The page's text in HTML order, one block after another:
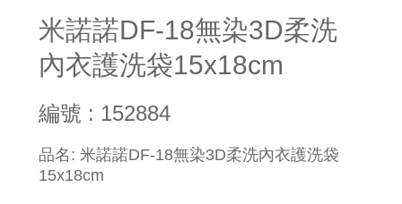
米諾諾DF-18無染3D柔洗
內衣護洗袋15x18cm
編號 : 152884
品名: 米諾諾DF-18無染3D柔洗內衣護洗袋
15x18cm